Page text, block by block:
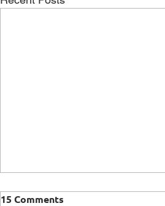
15 Comments